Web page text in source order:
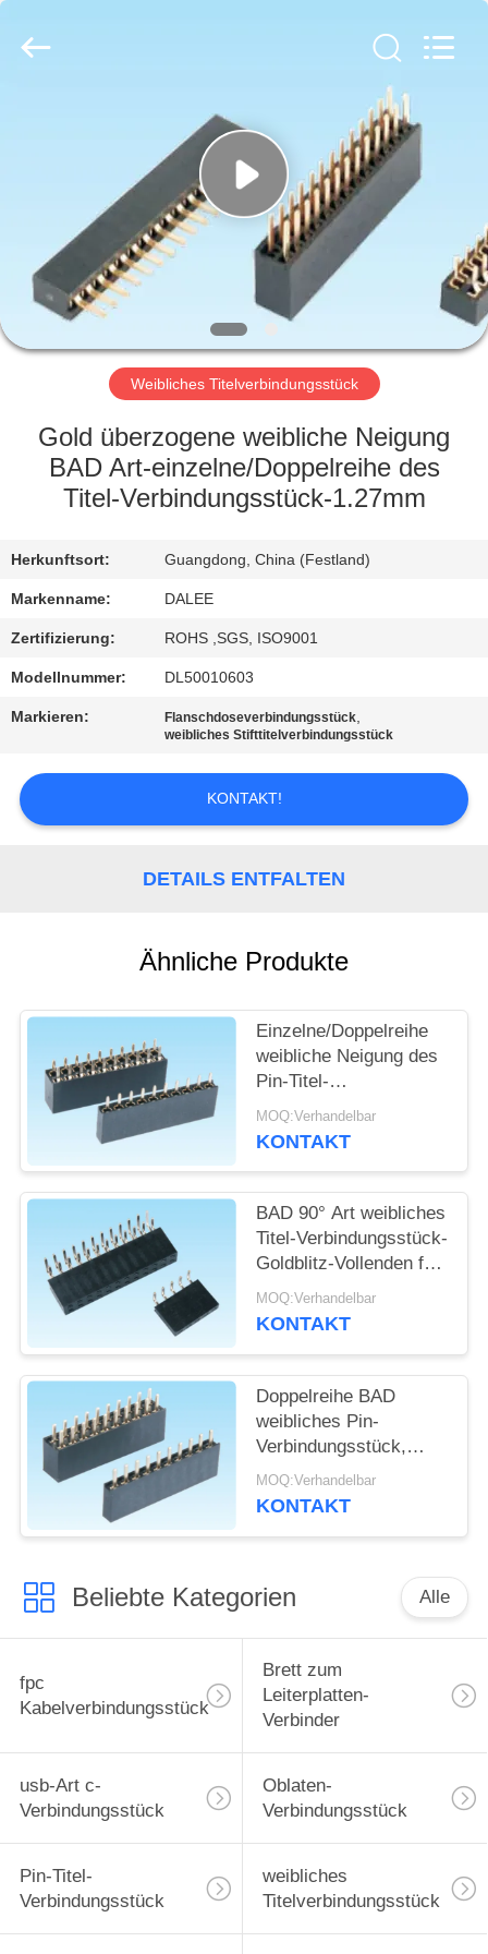
PRODUKTE
ÜBER
UNS
FABRIK-
AUSFLUG
QUALITÄTSKONTROLLE
SIE
MIT
UNS
IN
VERBINDUNG
FORDERN
SIE
SITEMAP
PRIVACY
POLICY
Ltd..
Reserved.
Developed
Weibliches Titelverbindungsstück
Gold überzogene weibliche Neigung
BAD Art-einzelne/Doppelreihe des
Titel-Verbindungsstück-1.27mm
Herkunftsort: Guangdong, China (Festland)
Markenname: DALEE
Zertifizierung: ROHS ,SGS, ISO9001
Modellnummer: DL50010603
Markieren: Flanschdoseverbindungsstück,
weibliches Stifttitelverbindungsstück
KONTAKT!
DETAILS ENTFALTEN
Ähnliche Produkte
Einzelne/Doppelreihe
weibliche Neigung des
Pin-Titel-
Verbindungsstück-
2.54mm für
MOQ:Verhandelbar
KONTAKT
BAD 90° Art weibliches
Titel-Verbindungsstück-
Goldblitz-Vollenden für
PWB-Brett
MOQ:Verhandelbar
KONTAKT
Doppelreihe BAD
weibliches Pin-
Verbindungsstück,
weibliche Neigung des
Energie-
MOQ:Verhandelbar
KONTAKT
Beliebte Kategorien Alle
fpc
Kabelverbindungsstück
Brett zum
Leiterplatten-
Verbinder
usb-Art c-
Verbindungsstück
Oblaten-
Verbindungsstück
Pin-Titel-
Verbindungsstück
weibliches
Titelverbindungsstück